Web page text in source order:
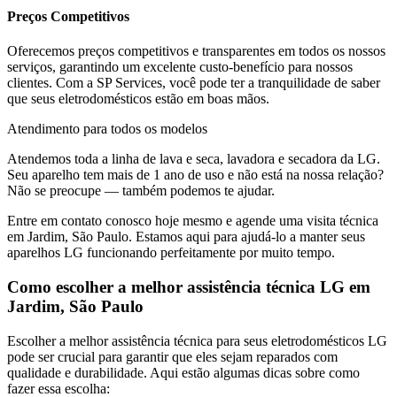
Preços Competitivos
Oferecemos preços competitivos e transparentes em todos os nossos
serviços, garantindo um excelente custo-benefício para nossos
clientes. Com a SP Services, você pode ter a tranquilidade de saber
que seus eletrodomésticos estão em boas mãos.
Atendimento para todos os modelos
Atendemos toda a linha de lava e seca, lavadora e secadora da LG.
Seu aparelho tem mais de 1 ano de uso e não está na nossa relação?
Não se preocupe — também podemos te ajudar.
Entre em contato conosco hoje mesmo e agende uma visita técnica
em Jardim, São Paulo. Estamos aqui para ajudá-lo a manter seus
aparelhos LG funcionando perfeitamente por muito tempo.
Como escolher a melhor assistência técnica LG em
Jardim, São Paulo
Escolher a melhor assistência técnica para seus eletrodomésticos LG
pode ser crucial para garantir que eles sejam reparados com
qualidade e durabilidade. Aqui estão algumas dicas sobre como
fazer essa escolha: